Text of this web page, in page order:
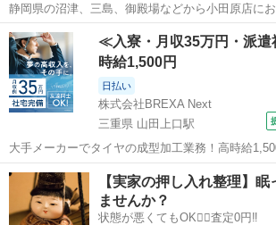
静岡県の沼津、三島、御殿場などから小田原店にお
えており、 静岡県東部も配達エリアに加わりまし
で2台買えちゃいます！ 新車みたいなアシスト車シリーズ ⭐️26インチ
のママチャリ...
静岡 三島市 電動アシスト自転車 20イ
≪入寮・月収35万円・派
時給1,500円
日払い
株式会社BREXA Next
三重県 山田上口駅
大手メーカーでタイヤの成型加工業務！高時給
度あり！ワンルーム寮完備！マイカー通勤OK！無
重県伊勢市》 人気の工場のお仕事 ◇タイヤの製造◇ トラック・バ
ス・RV車用を中心とした...
三重 伊勢市 山田上口駅 その他
【実家の押し入れ整理】眠
ませんか？
状態が悪くてもOK🙆‍♀️査定0円‼️